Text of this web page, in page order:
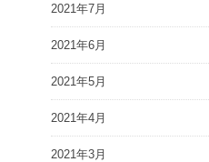
2021年7月
2021年6月
2021年5月
2021年4月
2021年3月